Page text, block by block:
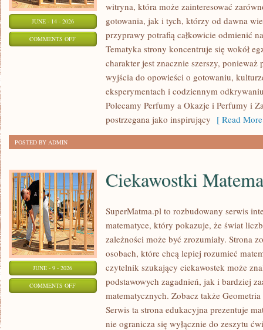
JUNE - 14 - 2026
COMMENTS OFFON
witryna, która może zainteresować
gotowania, jak i tych, którzy od dawna
przyprawy potrafią całkowicie odmienić
Tematyka strony koncentruje się wokół
charakter jest znacznie szerszy,
wyjścia do opowieści o gotowaniu,
eksperymentach i codziennym
Polecamy Perfumy a Okazje i Perfumy i
postrzegana jako inspirujący [ Read
POSTED BY ADMIN
JUNE - 9 - 2026
COMMENTS OFFON
CIEKAWOSTKI
MATEMATYCZNE
Ciekawostki
SuperMatma.pl to rozbudowany serwis
matematyce, który pokazuje, że świat
zależności może być zrozumiały. Strona
osobach, które chcą lepiej rozumieć
czytelnik szukający ciekawostek może
podstawowych zagadnień, jak i bardziej
matematycznych. Zobacz także
Serwis ta strona edukacyjna prezentuje
nie ogranicza się wyłącznie do zeszytu